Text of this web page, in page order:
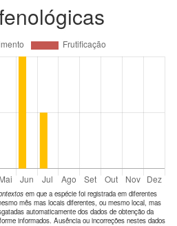
em que a espécie foi registrada em diferentes
mês mas locais diferentes, ou mesmo local, mas
automaticamente dos dados de obtenção da
informados. Ausência ou incorreções nestes dados